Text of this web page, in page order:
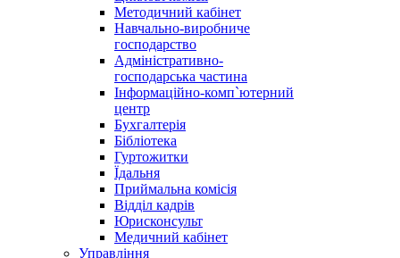
Методичний кабінет
Навчально-виробниче
господарство
Адміністративно-
господарська частина
Інформаційно-комп`ютерний
центр
Бухгалтерія
Бібліотека
Гуртожитки
Їдальня
Приймальна комісія
Відділ кадрів
Юрисконсульт
Медичний кабінет
Управління